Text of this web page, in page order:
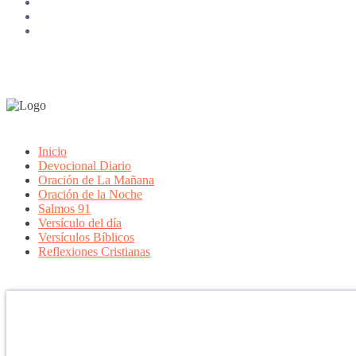
Inicio
Devocional Diario
Oración de La Mañana
Oración de la Noche
Salmos 91
Versículo del día
Versículos Bíblicos
Reflexiones Cristianas